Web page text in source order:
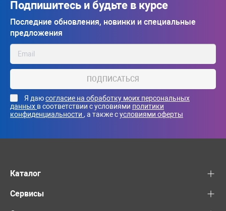
Подпишитесь и будьте в курсе
Последние обновления, новинки и специальные
предложения
ПОДПИСАТЬСЯ
Я даюсогласие на обработку моих персональных
данных в соответствии с условиями политики
конфиденциальности , а также сусловиями оферты
Каталог
Сервисы